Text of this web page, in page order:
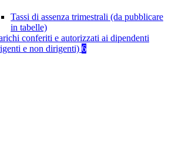
Tassi di assenza trimestrali (da pubblicare
in tabelle)
conferiti e autorizzati ai dipendenti
e non dirigenti) 6